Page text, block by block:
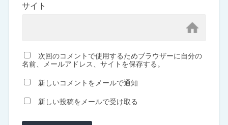
サイト
次回のコメントで使用するためブラウザーに自分の
名前、メールアドレス、サイトを保存する。
新しいコメントをメールで通知
新しい投稿をメールで受け取る